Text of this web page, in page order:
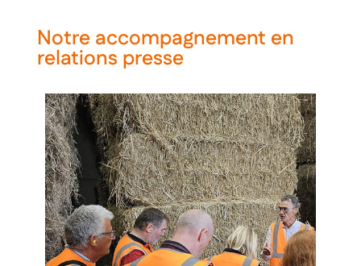
Notre accompagnement en
relations presse